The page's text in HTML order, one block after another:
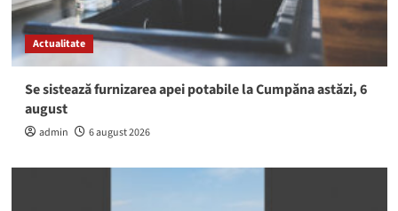
Actualitate
Se sistează furnizarea apei potabile la Cumpăna astăzi, 6
august
admin 6 august 2026